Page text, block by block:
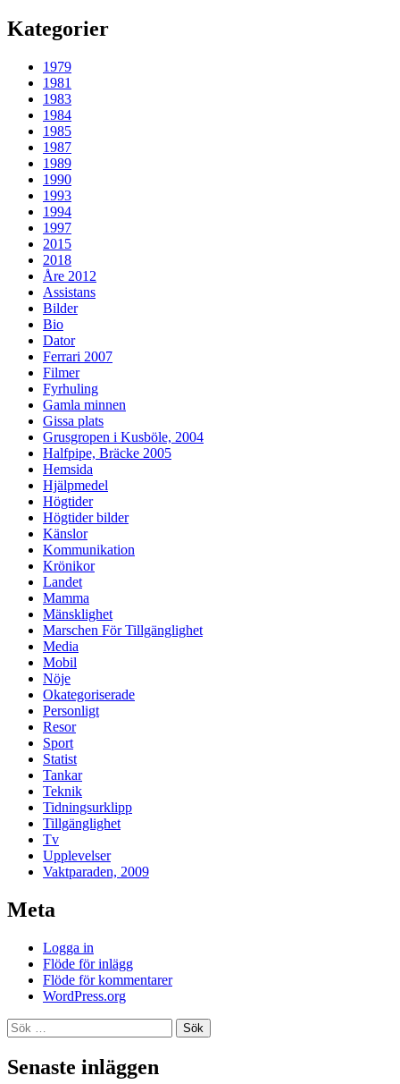
Kategorier
1979
1981
1983
1984
1985
1987
1989
1990
1993
1994
1997
2015
2018
Åre 2012
Assistans
Bilder
Bio
Dator
Ferrari 2007
Filmer
Fyrhuling
Gamla minnen
Gissa plats
Grusgropen i Kusböle, 2004
Halfpipe, Bräcke 2005
Hemsida
Hjälpmedel
Högtider
Högtider bilder
Känslor
Kommunikation
Krönikor
Landet
Mamma
Mänsklighet
Marschen För Tillgänglighet
Media
Mobil
Nöje
Okategoriserade
Personligt
Resor
Sport
Statist
Tankar
Teknik
Tidningsurklipp
Tillgänglighet
Tv
Upplevelser
Vaktparaden, 2009
Meta
Logga in
Flöde för inlägg
Flöde för kommentarer
WordPress.org
Sök
efter:
Senaste inläggen